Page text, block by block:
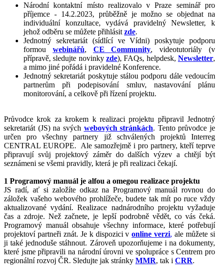
Národní kontaktní místo realizovalo v Praze seminář pro
příjemce - 14.2.2023, průběžně je možno se objednat na
individuální konzultace, vydává pravidelný Newsletter, k
jehož odběru se můžete přihlásit zde.
Jednotný sekretariát (sídlící ve Vídni) poskytuje podporu
formou webinářů, CE Community, videotutoriály (v
přípravě, sledujte novinky zde), FAQs, helpdesk, Newsletter,
a mimo jiné pořádá i pravidelné Konference.
Jednotný sekretariát poskytuje stálou podporu dále vedoucím
partnerům při podepisování smluv, nastavování plánu
monitorování, a celkově při řízení projektu.
Průvodce krok za krokem k realizaci projektu připravil Jednotný
sekretariát (JS) na svých webových stránkách. Tento průvodce je
určen pro všechny partnery již schválených projektů Interreg
CENTRAL EUROPE. Ale samozřejmě i pro partnery, kteří teprve
připravují svůj projektový záměr do dalších výzev a chtějí být
seznámeni se všemi pravidly, která je při realizaci čekají.
1 Programový manuál je alfou a omegou realizace projektu
JS radí, ať si založíte odkaz na Programový manuál rovnou do
záložek vašeho webového prohlížeče, budete tak mít po ruce vždy
aktualizované vydání. Realizace nadnárodního projektu vyžaduje
čas a zdroje. Než začnete, je lepší podrobně vědět, co vás čeká.
Programový manuál obsahuje všechny informace, které potřebují
projektoví partneři znát. Je k dispozici vonline verzi, ale můžete si
ji také jednoduše stáhnout. Zároveň upozorňujeme i na dokumenty,
které jsme připravili na národní úrovni ve spolupráce s Centrem pro
regionální rozvoj ČR. Sledujte jak stránky MMR, tak i CRR.